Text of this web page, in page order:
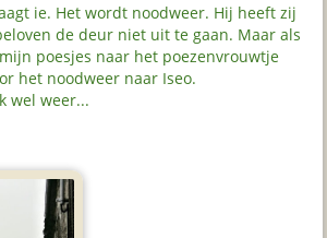
ie. Het wordt noodweer. Hij heeft zij
de deur niet uit te gaan. Maar als
poesjes naar het poezenvrouwtje
het noodweer naar Iseo.
wel weer...